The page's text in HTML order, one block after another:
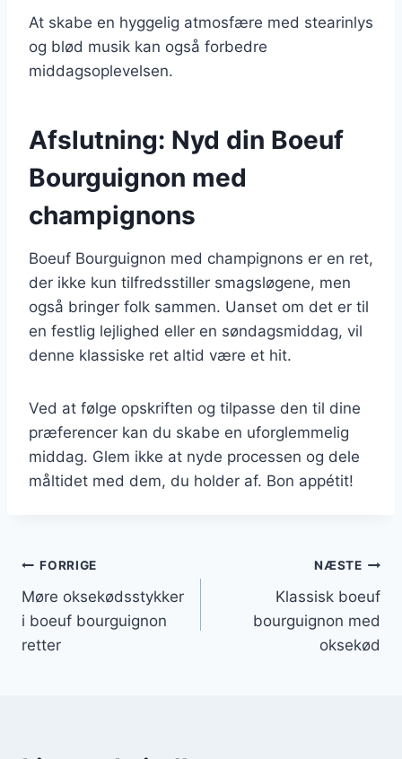
At skabe en hyggelig atmosfære med stearinlys
og blød musik kan også forbedre
middagsoplevelsen.
Afslutning: Nyd din Boeuf
Bourguignon med
champignons
Boeuf Bourguignon med champignons er en ret,
der ikke kun tilfredsstiller smagsløgene, men
også bringer folk sammen. Uanset om det er til
en festlig lejlighed eller en søndagsmiddag, vil
denne klassiske ret altid være et hit.
Ved at følge opskriften og tilpasse den til dine
præferencer kan du skabe en uforglemmelig
middag. Glem ikke at nyde processen og dele
måltidet med dem, du holder af. Bon appétit!
Indlægsnavigation
FORRIGE
Møre oksekødsstykker
i boeuf bourguignon
retter
NÆSTE
Klassisk boeuf
bourguignon med
oksekød